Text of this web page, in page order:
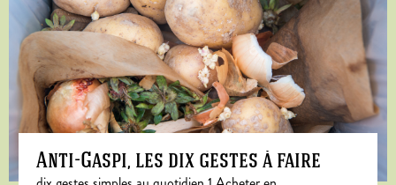
Anti-Gaspi, les dix gestes à faire